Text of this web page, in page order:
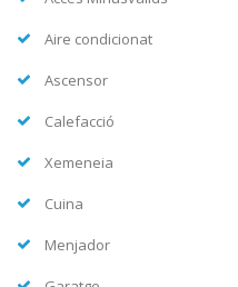
Aire condicionat
Ascensor
Calefacció
Xemeneia
Cuina
Menjador